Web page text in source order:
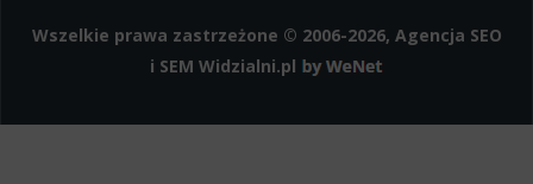
Wszelkie prawa zastrzeżone © 2006-2026, Agencja SEO
i SEM Widzialni.pl